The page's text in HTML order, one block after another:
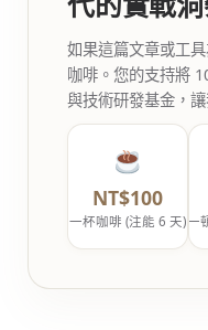
如果這篇文章或工
咖啡。您的支持將
與技術研發基金，
NT$100
一杯咖啡 (注能 6 天) 一